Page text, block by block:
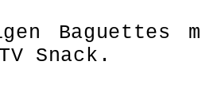
Baguettes
Snack.